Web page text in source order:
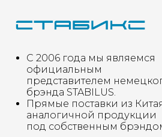
С 2006 года мы являемся
официальным
представителем
брэнда STABILUS.
Прямые поставки из
аналогичной продукции
под собственным